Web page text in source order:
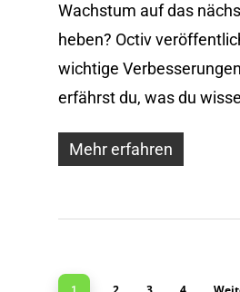
Wachstum auf das
heben? Octiv
wichtige
erfährst du, was du
Mehr erfahren